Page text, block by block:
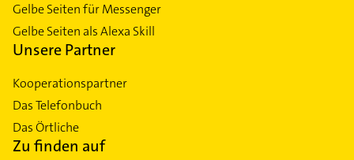
Gelbe Seiten für Messenger
Gelbe Seiten als Alexa Skill
Unsere Partner
Kooperationspartner
Das Telefonbuch
Das Örtliche
Zu finden auf